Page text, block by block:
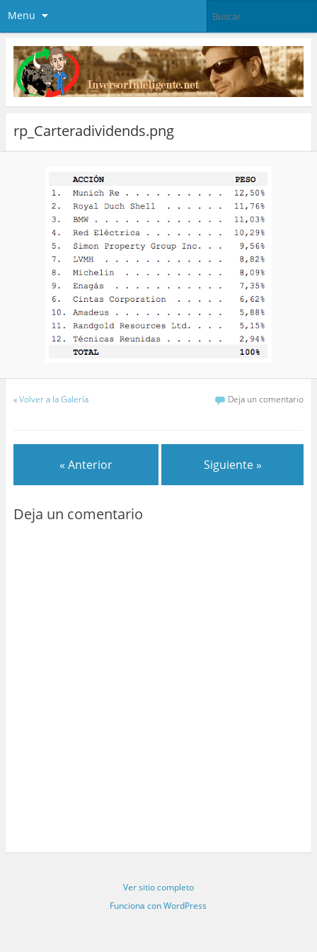
Menu
rp_Carteradividends.png
«Volver a la Galería Deja un comentario
« Anterior Siguiente »
Deja un comentario
Ver sitio completo
Funciona con WordPress